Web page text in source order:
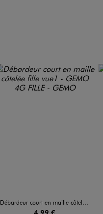
Débardeur court en maille côtelée fille
4,99 €